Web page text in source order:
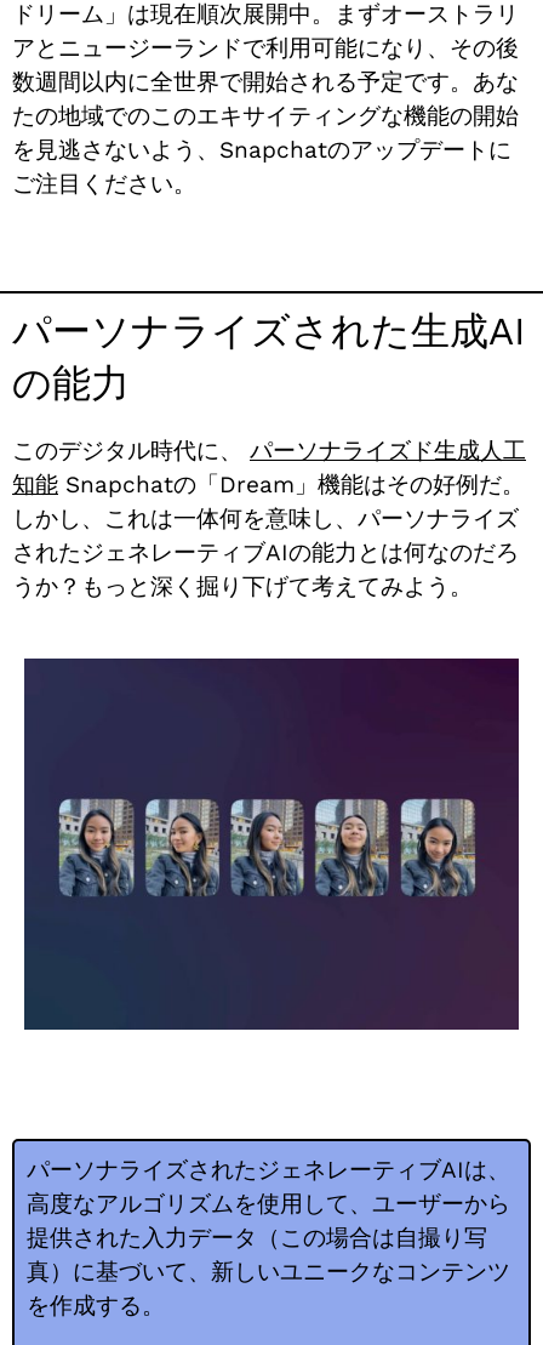
ドリーム」は現在順次展開中。まずオーストラリ
アとニュージーランドで利用可能になり、その後
数週間以内に全世界で開始される予定です。あな
たの地域でのこのエキサイティングな機能の開始
を見逃さないよう、Snapchatのアップデートに
ご注目ください。
パーソナライズされた生成AI
の能力
このデジタル時代に、 パーソナライズド生成人工
知能 Snapchatの「Dream」機能はその好例だ。
しかし、これは一体何を意味し、パーソナライズ
されたジェネレーティブAIの能力とは何なのだろ
うか？もっと深く掘り下げて考えてみよう。
パーソナライズされたジェネレーティブAIは、
高度なアルゴリズムを使用して、ユーザーから
提供された入力データ（この場合は自撮り写
真）に基づいて、新しいユニークなコンテンツ
を作成する。